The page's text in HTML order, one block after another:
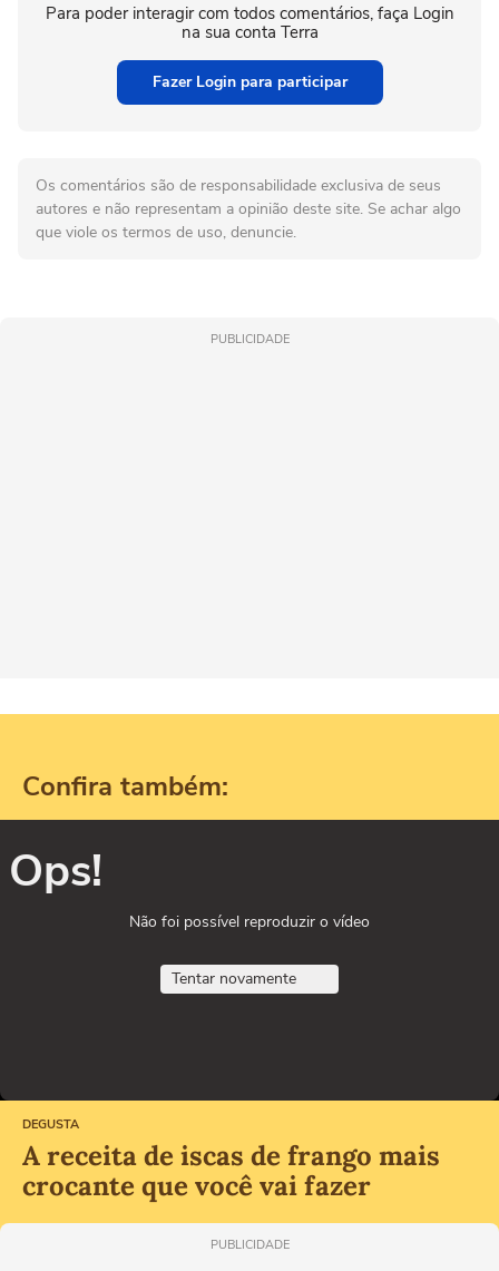
Para poder interagir com todos comentários, faça Login
na sua conta Terra
Fazer Login para participar
Os comentários são de responsabilidade exclusiva de seus
autores e não representam a opinião deste site. Se achar algo
que viole os termos de uso, denuncie.
PUBLICIDADE
Confira também:
Ops!
Não foi possível reproduzir o vídeo
Tentar novamente
DEGUSTA
A receita de iscas de frango mais
crocante que você vai fazer
PUBLICIDADE